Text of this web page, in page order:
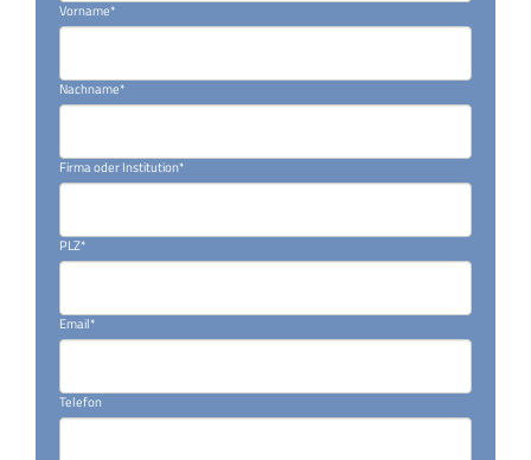
Vorname*
Nachname*
Firma oder Institution*
PLZ*
Email*
Telefon